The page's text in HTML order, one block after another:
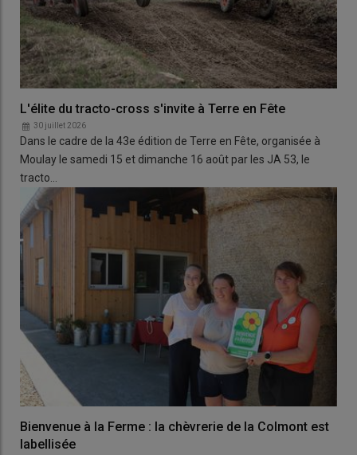
L'élite du tracto-cross s'invite à Terre en Fête
30 juillet 2026
Dans le cadre de la 43e édition de Terre en Fête, organisée à
Moulay le samedi 15 et dimanche 16 août par les JA 53, le
tracto…
Bienvenue à la Ferme : la chèvrerie de la Colmont est
labellisée